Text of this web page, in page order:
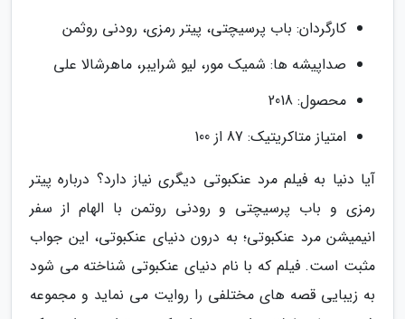
کارگردان: باب پرسیچتی، پیتر رمزی، رودنی روثمن
صداپیشه ها: شمیک مور، لیو شرایبر، ماهرشالا علی
محصول: 2018
امتیاز متاکریتیک: 87 از 100
آیا دنیا به فیلم مرد عنکبوتی دیگری نیاز دارد؟ درباره پیتر
رمزی و باب پرسیچتی و رودنی روتمن با الهام از سفر
انیمیشن مرد عنکبوتی؛ به درون دنیای عنکبوتی، این جواب
مثبت است. فیلم که با نام دنیای عنکبوتی شناخته می شود
به زیبایی قصه های مختلفی را روایت می نماید و مجموعه